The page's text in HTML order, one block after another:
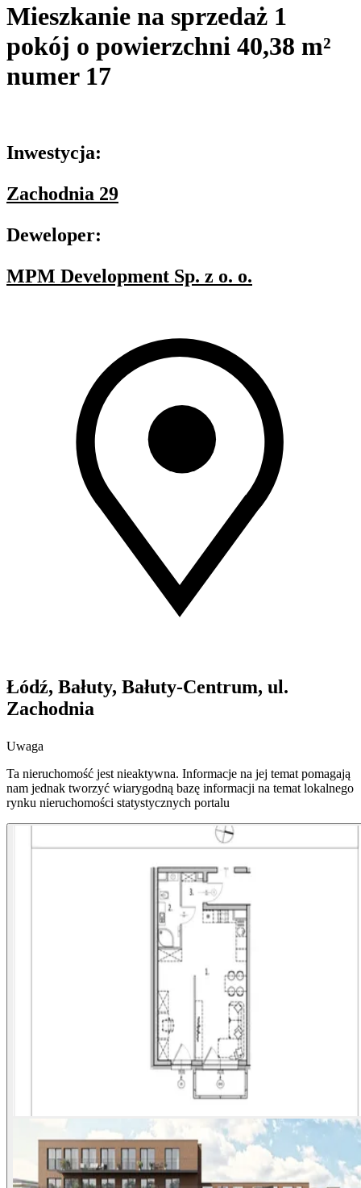
Mieszkanie na sprzedaż 1
pokój o powierzchni 40,38 m²
numer 17
Inwestycja:
Zachodnia 29
Deweloper:
MPM Development Sp. z o. o.
Łódź, Bałuty, Bałuty-Centrum, ul.
Zachodnia
Uwaga
Ta nieruchomość jest nieaktywna. Informacje na jej temat pomagają
nam jednak tworzyć wiarygodną bazę informacji na temat lokalnego
rynku nieruchomości statystycznych portalu